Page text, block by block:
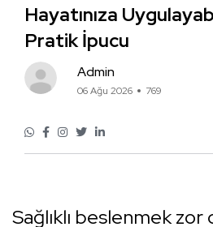
Hayatınıza
Pratik İpucu
Admin
06 Ağu 2026 769
Sağlıklı beslenmek